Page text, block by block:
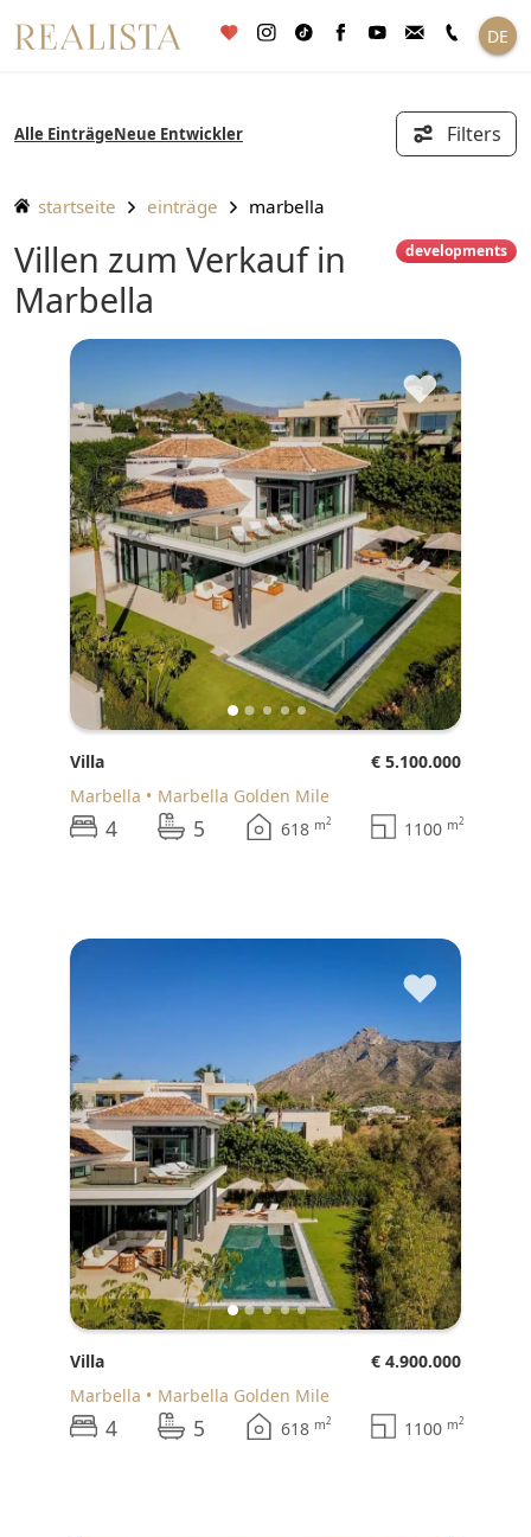
Inhalt
DE
Alle Einträge Neue Entwickler Filters
startseite einträge marbella
developments
Villen zum Verkauf in
Marbella
♥
Villa
€ 5.100.000
Marbella
Marbella Golden Mile
4 5 618 m2 1100 m2
♥
Villa
€ 4.900.000
Marbella
Marbella Golden Mile
4 5 618 m2 1100 m2